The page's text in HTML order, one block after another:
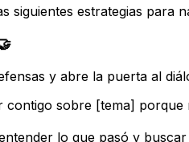
estrategias para
y abre la puerta al
contigo sobre [tema]
lo que pasó y